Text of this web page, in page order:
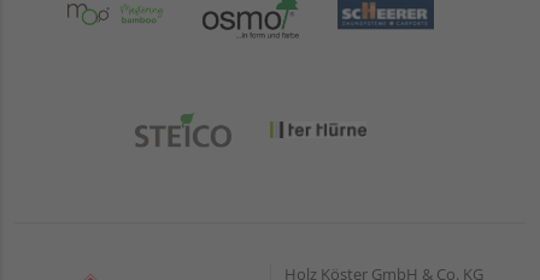
Holz Köster GmbH & Co. KG